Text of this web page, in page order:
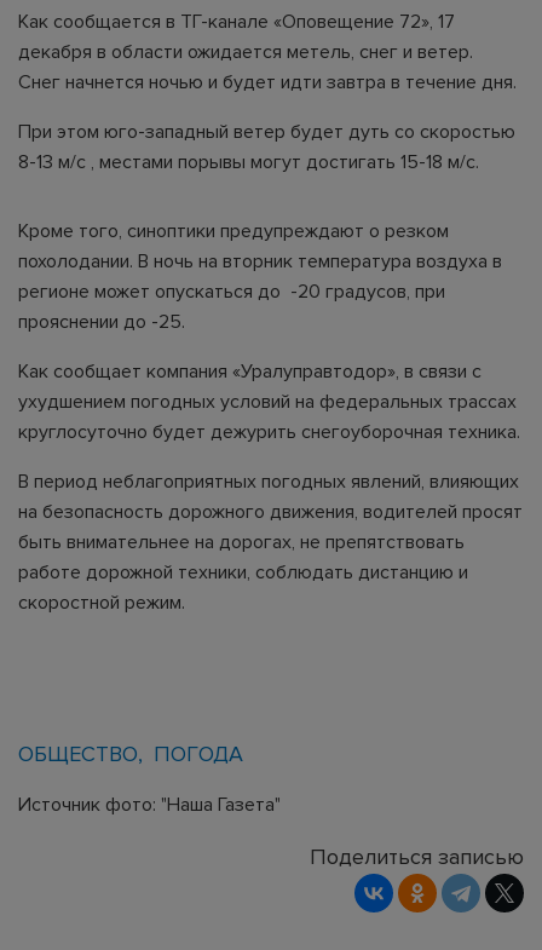
Как сообщается в ТГ-канале «Оповещение 72», 17
декабря в области ожидается метель, снег и ветер.
Снег начнется ночью и будет идти завтра в течение дня.
При этом юго-западный ветер будет дуть со скоростью
8-13 м/с , местами порывы могут достигать 15-18 м/с.
Кроме того, синоптики предупреждают о резком
похолодании. В ночь на вторник температура воздуха в
регионе может опускаться до -20 градусов, при
прояснении до -25.
Как сообщает компания «Уралуправтодор», в связи с
ухудшением погодных условий на федеральных трассах
круглосуточно будет дежурить снегоуборочная техника.
В период неблагоприятных погодных явлений, влияющих
на безопасность дорожного движения, водителей просят
быть внимательнее на дорогах, не препятствовать
работе дорожной техники, соблюдать дистанцию и
скоростной режим.
ОБЩЕСТВО ПОГОДА
Источник фото: "Наша Газета"
Поделиться записью